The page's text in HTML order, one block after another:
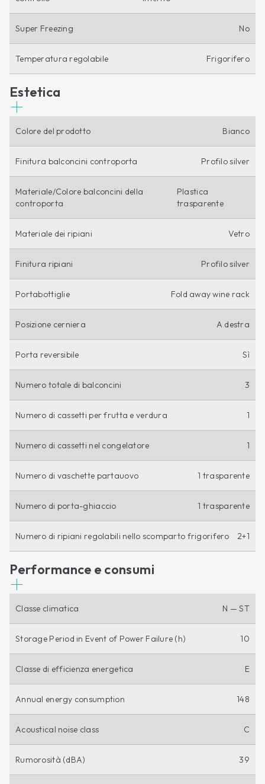
Super Freezing No
Temperatura regolabile Frigorifero
Estetica
Colore del prodotto Bianco
Finitura balconcini controporta Profilo silver
Materiale/Colore balconcini della
controporta
Plastica
trasparente
Materiale dei ripiani Vetro
Finitura ripiani Profilo silver
Portabottiglie Fold away wine rack
Posizione cerniera A destra
Porta reversibile Sì
Numero totale di balconcini 3
Numero di cassetti per frutta e verdura 1
Numero di cassetti nel congelatore 1
Numero di vaschette partauovo 1 trasparente
Numero di porta-ghiaccio 1 trasparente
Numero di ripiani regolabili nello scomparto frigorifero 2+1
Performance e consumi
Classe climatica N — ST
Storage Period in Event of Power Failure (h) 10
Classe di efficienza energetica E
Annual energy consumption 148
Acoustical noise class C
Rumorosità (dBA) 39